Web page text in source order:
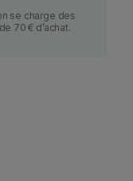
se charge des
70 € d’achat.